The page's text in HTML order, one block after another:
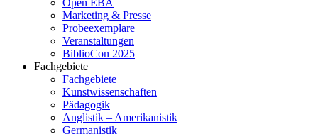
Open EBA
Marketing & Presse
Probeexemplare
Veranstaltungen
BiblioCon 2025
Fachgebiete
Fachgebiete
Kunstwissenschaften
Pädagogik
Anglistik – Amerikanistik
Germanistik